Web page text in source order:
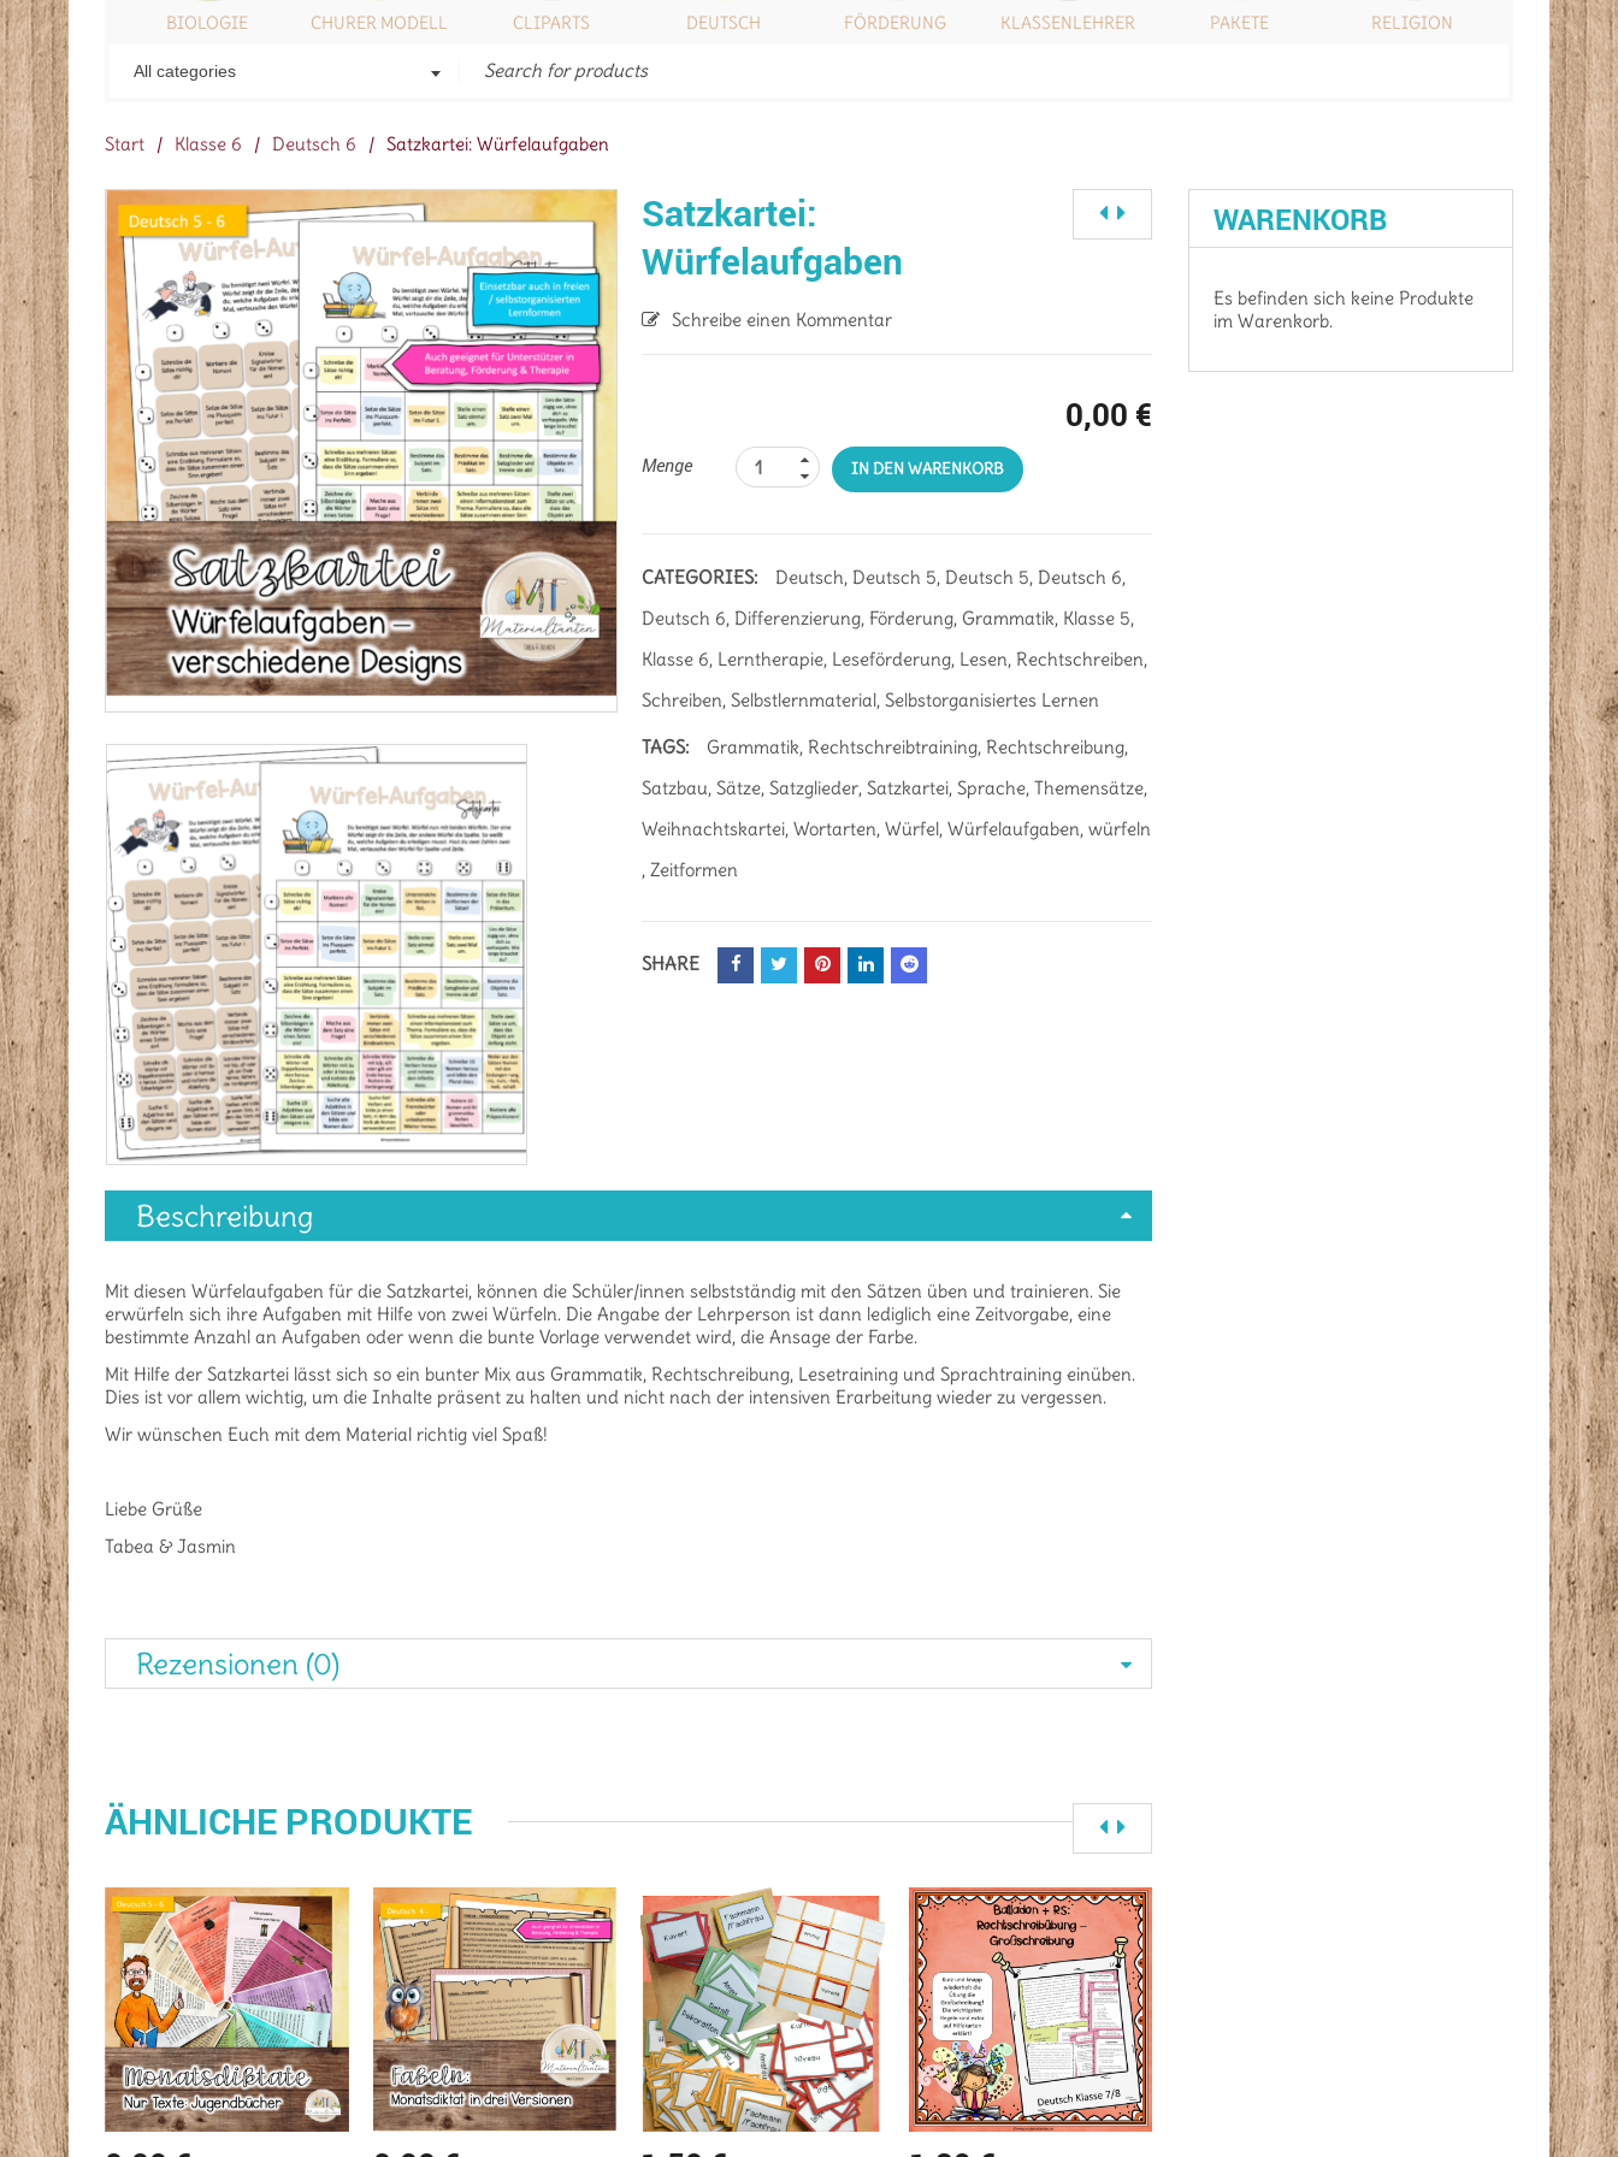
BIOLOGIE CHURER MODELL CLIPARTS DEUTSCH FÖRDERUNG KLASSENLEHRER PAKETE RELIGION
All categories
Start / Klasse 6 / Deutsch 6 / Satzkartei: Würfelaufgaben
Satzkartei:
Würfelaufgaben
Schreibe einen Kommentar
0,00 €
Menge IN DEN WARENKORB
CATEGORIES: Deutsch, Deutsch 5, Deutsch 5, Deutsch 6,
Deutsch 6, Differenzierung, Förderung, Grammatik, Klasse 5,
Klasse 6, Lerntherapie, Leseförderung, Lesen, Rechtschreiben,
Schreiben,Selbstlernmaterial,Selbstorganisiertes Lernen
TAGS: Grammatik, Rechtschreibtraining, Rechtschreibung,
Satzbau,Sätze,Satzglieder,Satzkartei,Sprache,Themensätze,
Weihnachtskartei,Wortarten,Würfel,Würfelaufgaben,würfeln
,Zeitformen
SHARE
Beschreibung
Mit diesen Würfelaufgaben für die Satzkartei, können die Schüler/innen selbstständig mit den Sätzen üben und trainieren. Sie
erwürfeln sich ihre Aufgaben mit Hilfe von zwei Würfeln. Die Angabe der Lehrperson ist dann lediglich eine Zeitvorgabe, eine
bestimmte Anzahl an Aufgaben oder wenn die bunte Vorlage verwendet wird, die Ansage der Farbe.
Mit Hilfe der Satzkartei lässt sich so ein bunter Mix aus Grammatik, Rechtschreibung, Lesetraining und Sprachtraining einüben.
Dies ist vor allem wichtig, um die Inhalte präsent zu halten und nicht nach der intensiven Erarbeitung wieder zu vergessen.
Wir wünschen Euch mit dem Material richtig viel Spaß!
Liebe Grüße
Tabea & Jasmin
Rezensionen (0)
ÄHNLICHE PRODUKTE
WARENKORB
Es befinden sich keine Produkte
im Warenkorb.